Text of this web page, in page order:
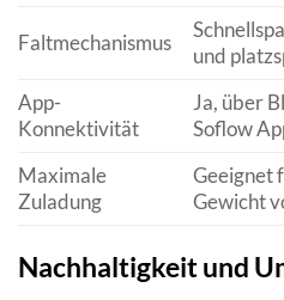
Faltmechanismus
und
App-
Konnektivität
Ja, über
Soflow
Maximale
Zuladung
Geeignet
Gewicht
Nachhaltigkeit und